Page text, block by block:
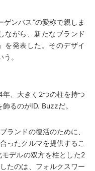
ンバス”の愛称で親しま
ながら、新たなブランド
を発表した。そのデザイ
。
、大きく2つの柱を持つ
るのがID. Buzzだ。
ランドの復活のために、
ったクルマを提供するこ
デルの双方を柱とした2
たのは、フォルクスワー